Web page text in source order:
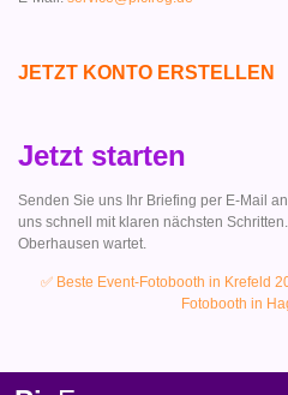
JETZT KONTO ERSTELLEN
Jetzt starten
Senden Sie uns Ihr Briefing per E-Mail an
uns schnell mit klaren nächsten
Oberhausen wartet.
✅ Beste Event-Fotobooth in Krefeld
Fotobooth in